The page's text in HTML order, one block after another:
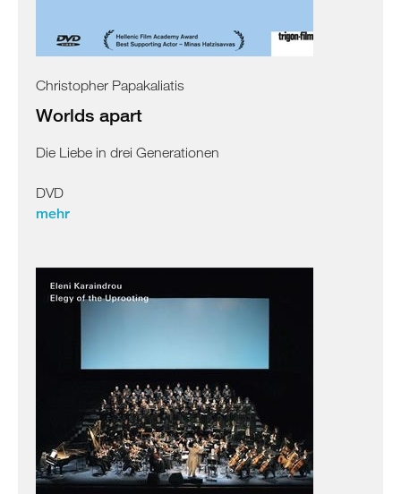
Christopher Papakaliatis
Worlds apart
Die Liebe in drei Generationen
DVD
mehr